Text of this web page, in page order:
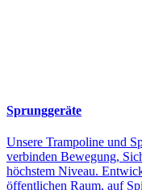
Sprunggeräte
Unsere Trampoline und
verbinden Bewegung,
höchstem Niveau.
öffentlichen Raum, auf